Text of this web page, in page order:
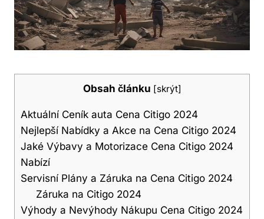
Obsah článku [skrýt]
Aktuální Ceník auta Cena Citigo 2024
Nejlepší Nabídky a Akce na Cena Citigo 2024
Jaké Výbavy a Motorizace Cena Citigo 2024
Nabízí
Servisní Plány a Záruka na Cena Citigo 2024
Záruka na Citigo 2024
Výhody a Nevýhody Nákupu Cena Citigo 2024